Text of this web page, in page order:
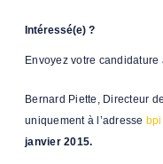
Intéressé(e) ?
Envoyez votre
Bernard Piette, Directeur
uniquement à l’adresse
janvier 2015.